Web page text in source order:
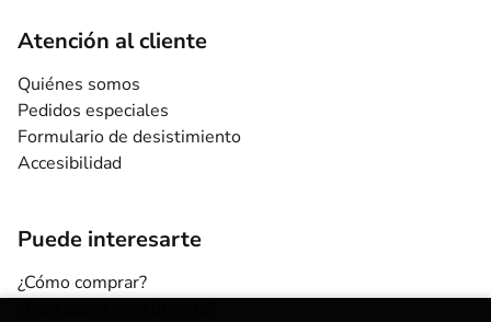
Atención al cliente
Quiénes somos
Pedidos especiales
Formulario de desistimiento
Accesibilidad
Puede interesarte
¿Cómo comprar?